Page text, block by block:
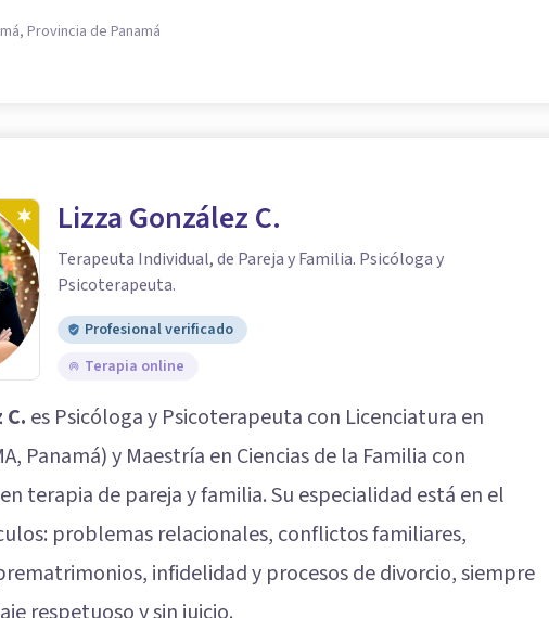
Provincia de Panamá
Lizza González C.
Terapeuta Individual, de Pareja y Familia. Psicóloga y
Psicoterapeuta.
Profesional verificado
Terapia online
es Psicóloga y Psicoterapeuta con Licenciatura en
Panamá) y Maestría en Ciencias de la Familia con
terapia de pareja y familia. Su especialidad está en el
problemas relacionales, conflictos familiares,
infidelidad y procesos de divorcio, siempre